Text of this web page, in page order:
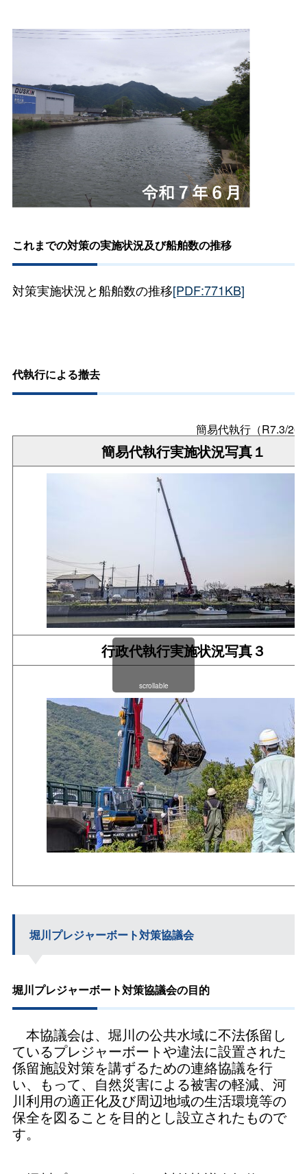
これまでの対策の実施状況及び船舶数の推移
対策実施状況と船舶数の推移[PDF:771KB]
代執行による撤去
簡易代執行（R7.3/26
簡易代執行実施状況写真１
行政代執行実施状況写真３
scrollable
堀川プレジャーボート対策協議会
堀川プレジャーボート対策協議会の目的
本協議会は、堀川の公共水域に不法係留し
ているプレジャーボートや違法に設置された
係留施設対策を講ずるための連絡協議を行
い、もって、自然災害による被害の軽減、河
川利用の適正化及び周辺地域の生活環境等の
保全を図ることを目的とし設立されたもので
す。